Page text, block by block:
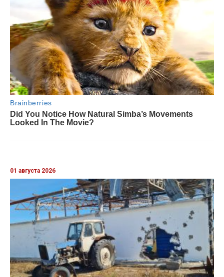
01 августа 2026